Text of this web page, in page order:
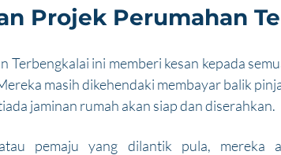
Projek Perumahan
Terbengkalai ini memberi kesan kepada
masih dikehendaki membayar balik
jaminan rumah akan siap dan diserahkan.
pemaju yang dilantik pula, mereka